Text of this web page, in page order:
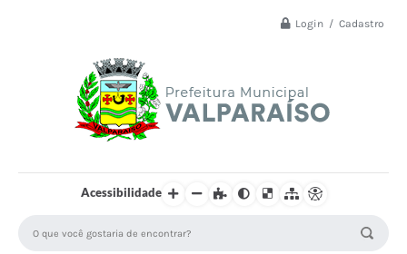
Login / Cadastro
Acessibilidade